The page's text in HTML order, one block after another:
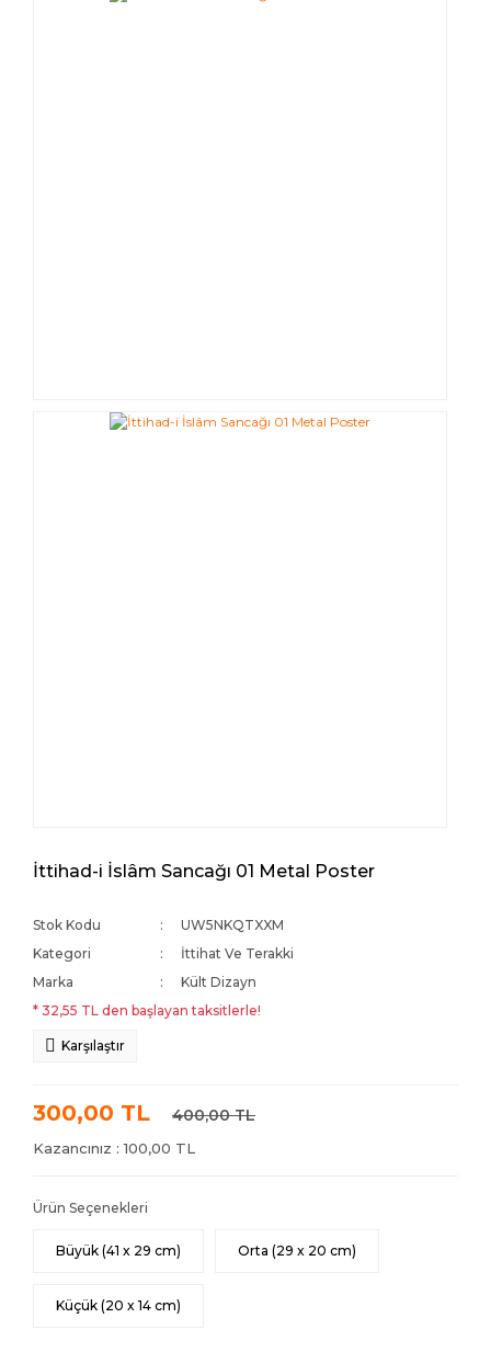
İttihad-i İslâm Sancağı 01 Metal Poster
Stok Kodu
UW5NKQTXXM
Kategori
İttihat Ve Terakki
Marka
Kült Dizayn
* 32,55 TL den başlayan taksitlerle!
Karşılaştır
300,00 TL 400,00 TL
Kazancınız : 100,00 TL
Ürün Seçenekleri
Büyük (41 x 29 cm) Orta (29 x 20 cm)
Küçük (20 x 14 cm)